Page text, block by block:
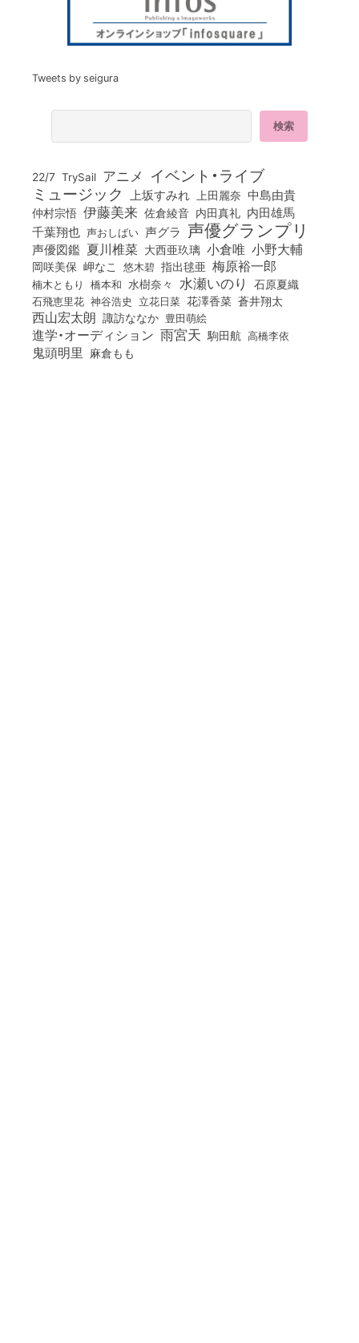
Tweets by seigura
22/7 TrySail アニメ イベント・ライブ
ミュージック 上坂すみれ 上田麗奈 中島由貴
仲村宗悟 伊藤美来 佐倉綾音 内田真礼 内田雄馬
千葉翔也 声おしばい 声グラ 声優グランプリ
声優図鑑 夏川椎菜 大西亜玖璃 小倉唯 小野大輔
岡咲美保 岬なこ 悠木碧 指出毬亜 梅原裕一郎
楠木ともり 橋本和 水樹奈々 水瀬いのり 石原夏織
石飛恵里花 神谷浩史 立花日菜 花澤香菜 蒼井翔太
西山宏太朗 諏訪ななか 豊田萌絵
進学・オーディション 雨宮天 駒田航 高橋李依
鬼頭明里 麻倉もも